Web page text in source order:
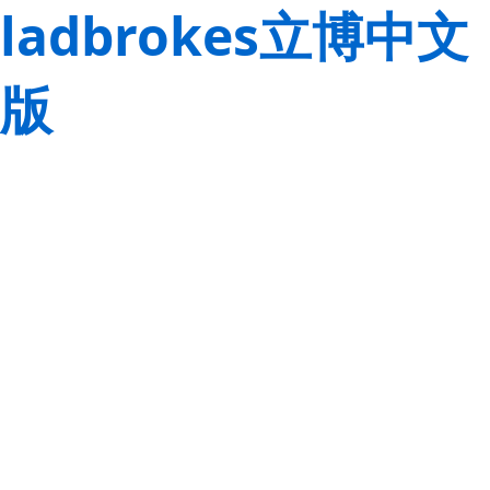
ladbrokes立博中文
版